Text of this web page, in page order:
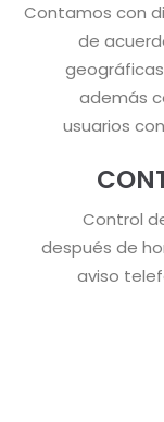
Contamos con
de
además
usuarios
Control
después de
aviso